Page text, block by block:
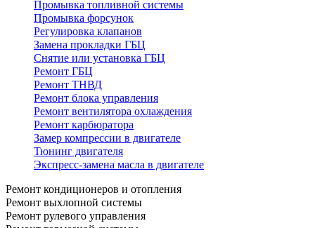
Промывка топливной системы
Промывка форсунок
Регулировка клапанов
Замена прокладки ГБЦ
Снятие или установка ГБЦ
Ремонт ГБЦ
Ремонт ТНВД
Ремонт блока управления
Ремонт вентилятора охлаждения
Ремонт карбюратора
Замер компрессии в двигателе
Тюнинг двигателя
Экспресс-замена масла в двигателе
Ремонт кондиционеров и отопления
Ремонт выхлопной системы
Ремонт рулевого управления